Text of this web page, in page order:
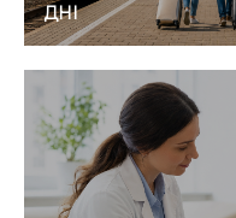
ДНІ